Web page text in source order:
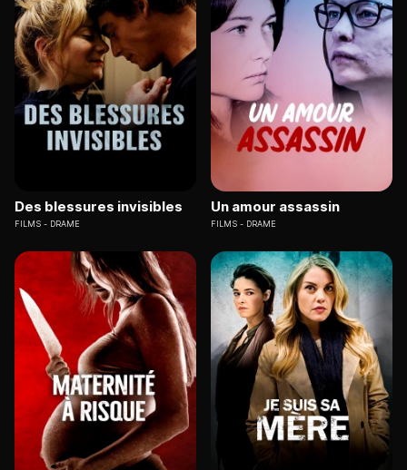
Des blessures invisibles
FILMS DRAME
Un amour assassin
FILMS DRAME